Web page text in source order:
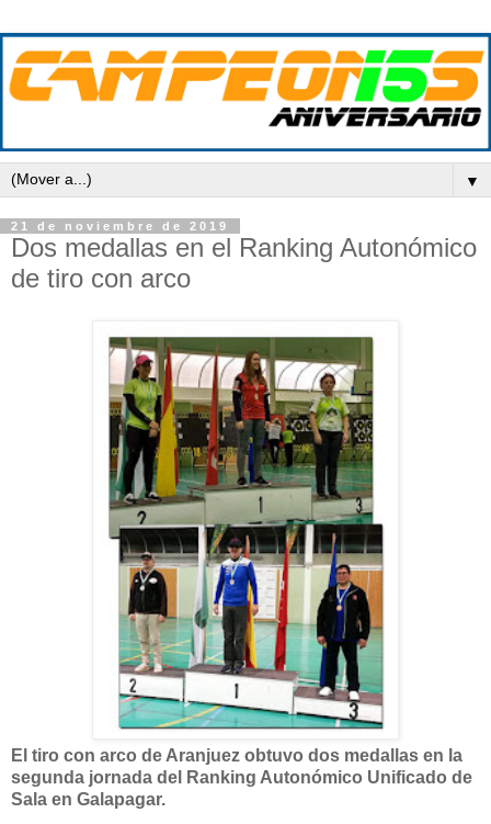
▼
21 de noviembre de 2019
Dos medallas en el Ranking Autonómico
de tiro con arco
El tiro con arco de Aranjuez obtuvo dos medallas en la
segunda jornada del Ranking Autonómico Unificado de
Sala en Galapagar.